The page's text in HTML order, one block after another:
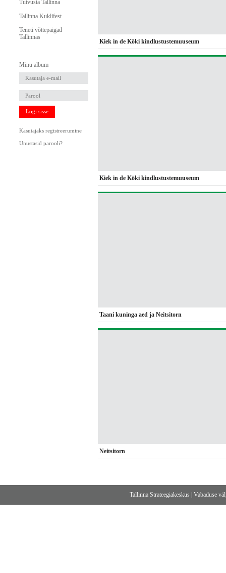
Tutvusta Tallinna
Tallinna Kuklifest
Teneti võttepaigad
Tallinnas
Minu album
Logi sisse
Kasutajaks registreerumine
Unustasid parooli?
Kiek in de Köki kindlustustemuuseum
Kiek in de Köki kindlustustemuuseum
Taani kuninga aed ja Neitsitorn
Neitsitorn
Tallinna Strateegiakeskus Vabaduse